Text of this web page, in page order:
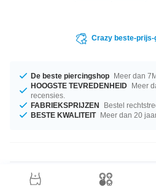
Crazy beste-prijs-
De beste piercingshop Meer dan
HOOGSTE TEVREDENHEID Meer
recensies.
FABRIEKSPRIJZEN
Bestel
BESTE KWALITEIT Meer dan 20
Productgegevens